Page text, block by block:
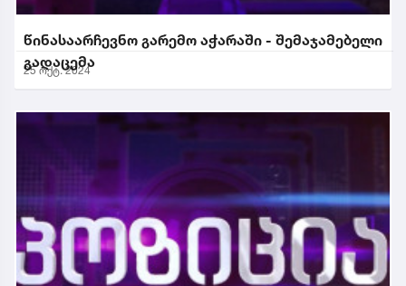
წინასაარჩევნო გარემო აჭარაში - შემაჯამებელი
გადაცემა
25 ოქტ. 2024